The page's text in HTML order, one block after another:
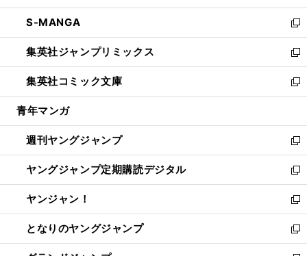
開
く
ウ
で
開
く
ン
ド
ウ
で
開
く
ウ
ィ
ン
ド
ウ
で
開
し
い
ウ
ィ
ン
ド
ウ
開
く
S-MANGA
新
し
い
ウ
ィ
ン
ウ
で
開
く
集英社ジャンプリミックス
新
し
い
ウ
ン
ド
ウ
で
開
く
集英社コミック文庫
新
し
ウ
ィ
ン
ド
ウ
で
開
く
青年マンガ
週刊ヤングジャンプ
新
し
い
ウ
ィ
ン
ド
ウ
ヤングジャンプ定期購読デジタル
新
し
い
ウ
ィ
ン
ヤンジャン！
新
し
い
ウ
となりのヤングジャンプ
新
し